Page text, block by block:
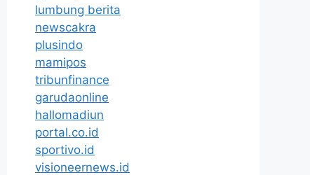
lumbung berita
newscakra
plusindo
mamipos
tribunfinance
garudaonline
hallomadiun
portal.co.id
sportivo.id
visioneernews.id